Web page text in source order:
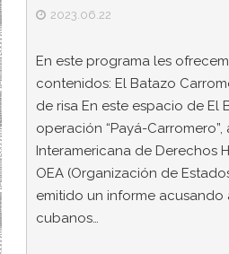
2023.06.22
En este programa les
contenidos: El Batazo
de risa En este espacio de El
operación “Payá-
Interamericana de Derechos
OEA (Organización de
emitido un informe acusando
cubanos…